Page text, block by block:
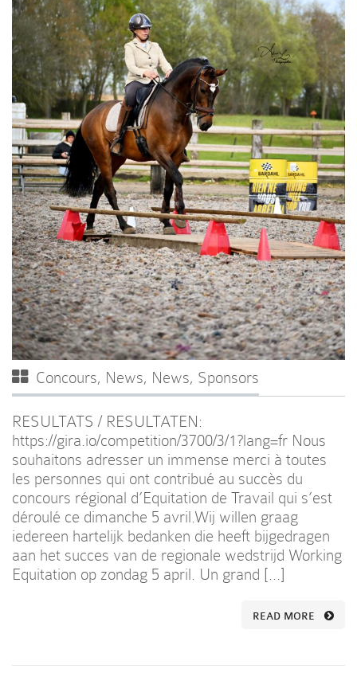
Concours, News, News, Sponsors
RESULTATS / RESULTATEN:
https://gira.io/competition/3700/3/1?lang=fr Nous
souhaitons adresser un immense merci à toutes
les personnes qui ont contribué au succès du
concours régional d’Equitation de Travail qui s’est
déroulé ce dimanche 5 avril.Wij willen graag
iedereen hartelijk bedanken die heeft bijgedragen
aan het succes van de regionale wedstrijd Working
Equitation op zondag 5 april. Un grand […]
READ MORE